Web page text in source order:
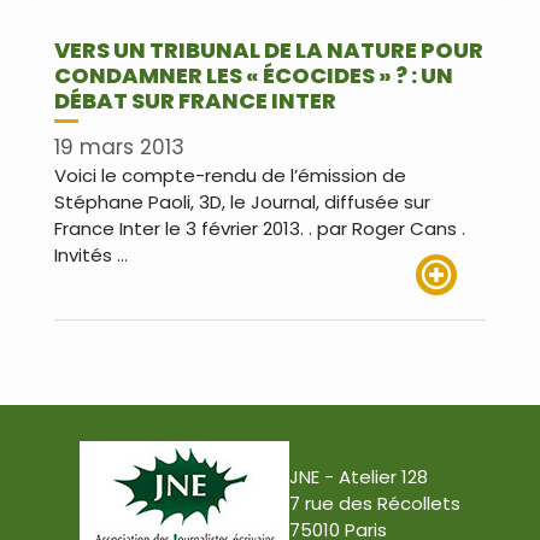
VERS UN TRIBUNAL DE LA NATURE POUR
CONDAMNER LES « ÉCOCIDES » ? : UN
DÉBAT SUR FRANCE INTER
19 mars 2013
Voici le compte-rendu de l’émission de
Stéphane Paoli, 3D, le Journal, diffusée sur
France Inter le 3 février 2013. . par Roger Cans .
Invités …
JNE - Atelier 128
7 rue des Récollets
75010 Paris